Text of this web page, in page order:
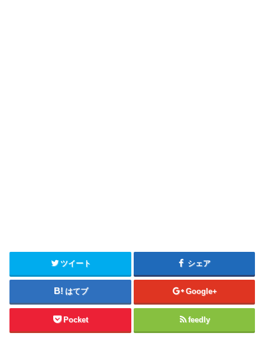
ツイート シェア
はてブ Google+
Pocket feedly